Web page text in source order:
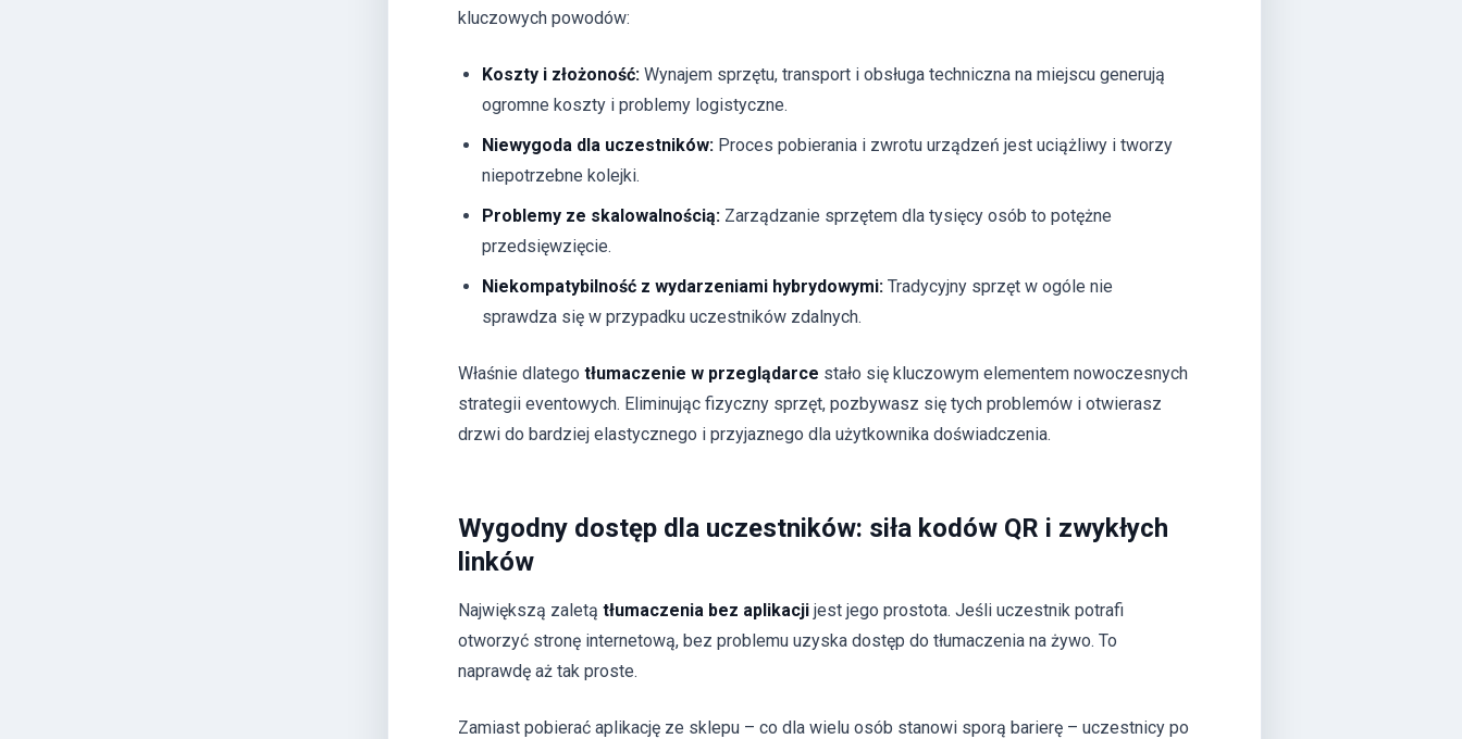
kluczowych powodów:
Koszty i złożoność: Wynajem sprzętu, transport i obsługa techniczna na miejscu generują
ogromne koszty i problemy logistyczne.
Niewygoda dla uczestników: Proces pobierania i zwrotu urządzeń jest uciążliwy i tworzy
niepotrzebne kolejki.
Problemy ze skalowalnością: Zarządzanie sprzętem dla tysięcy osób to potężne
przedsięwzięcie.
Niekompatybilność z wydarzeniami hybrydowymi: Tradycyjny sprzęt w ogóle nie
sprawdza się w przypadku uczestników zdalnych.
Właśnie dlatego tłumaczenie w przeglądarce stało się kluczowym elementem nowoczesnych
strategii eventowych. Eliminując fizyczny sprzęt, pozbywasz się tych problemów i otwierasz
drzwi do bardziej elastycznego i przyjaznego dla użytkownika doświadczenia.
Wygodny dostęp dla uczestników: siła kodów QR i zwykłych
linków
Największą zaletą tłumaczenia bez aplikacji jest jego prostota. Jeśli uczestnik potrafi
otworzyć stronę internetową, bez problemu uzyska dostęp do tłumaczenia na żywo. To
naprawdę aż tak proste.
Zamiast pobierać aplikację ze sklepu – co dla wielu osób stanowi sporą barierę – uczestnicy po